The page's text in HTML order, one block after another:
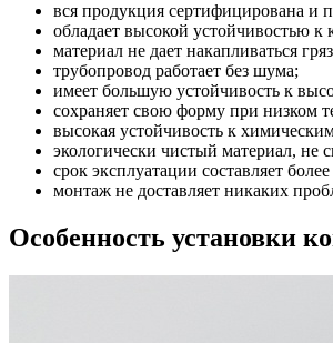
вся продукция сертифицирована и
обладает высокой устойчивостью
материал не дает накапливаться
трубопровод работает без шума;
имеет большую устойчивость к
сохраняет свою форму при низком
высокая устойчивость к
экологически чистый материал, не
срок эксплуатации составляет более
монтаж не доставляет никаких
Особенность установки